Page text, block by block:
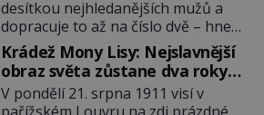
desítkou nejhledanějších mužů a
dopracuje to až na číslo dvě – hned
po Usámovi bin Ládinovi (1957–
2011). To je James „Whitey“ Bulger
(1929–2018) viněný ze spoluúčasti
na 19 vraždách, vydírání a lichvy. A
Krádež Mony Lisy: Nejslavnější
obraz světa zůstane dva roky
nezvěstný
V pondělí 21. srpna 1911 visí v